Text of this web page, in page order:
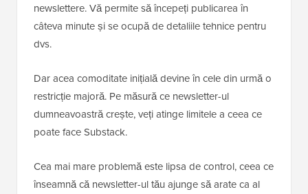
newslettere. Vă permite să începeți publicarea în
câteva minute și se ocupă de detaliile tehnice pentru
dvs.
Dar acea comoditate inițială devine în cele din urmă o
restricție majoră. Pe măsură ce newsletter-ul
dumneavoastră crește, veți atinge limitele a ceea ce
poate face Substack.
Cea mai mare problemă este lipsa de control, ceea ce
înseamnă că newsletter-ul tău ajunge să arate ca al